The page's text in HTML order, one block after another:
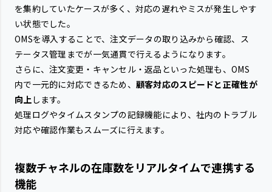
を集約していたケースが多く、対応の遅れやミスが発生しやす
い状態でした。
OMSを導入することで、注文データの取り込みから確認、ス
テータス管理までが一気通貫で行えるようになります。
さらに、注文変更・キャンセル・返品といった処理も、OMS
内で一元的に対応できるため、 顧客対応のスピードと正確性が
向上 します。
処理ログやタイムスタンプの記録機能により、社内のトラブル
対応や確認作業もスムーズに行えます。
複数チャネルの在庫数をリアルタイムで連携する
機能